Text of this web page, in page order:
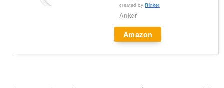
created byRinker
Anker
Amazon